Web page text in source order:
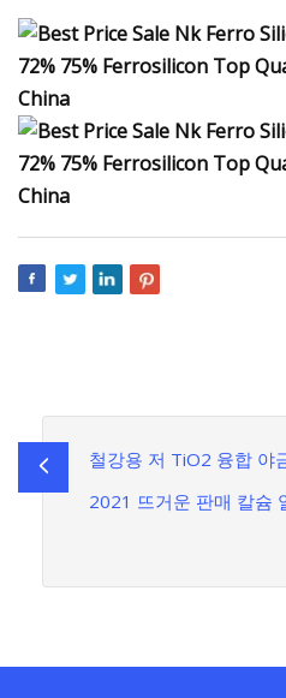
철강용 저 TiO2 융합 야
2021 뜨거운 판매 칼슘